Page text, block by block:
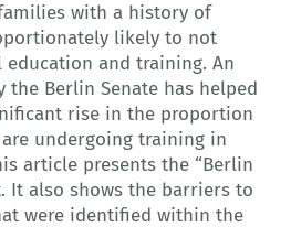
with a history of
likely to not
and training. An
Berlin Senate has helped
rise in the proportion
undergoing training in
article presents the “Berlin
It also shows the barriers to
were identified within the